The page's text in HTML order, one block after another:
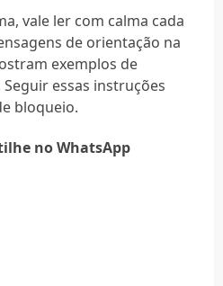
vale ler com calma cada
de orientação na
exemplos de
essas instruções
bloqueio.
no WhatsApp